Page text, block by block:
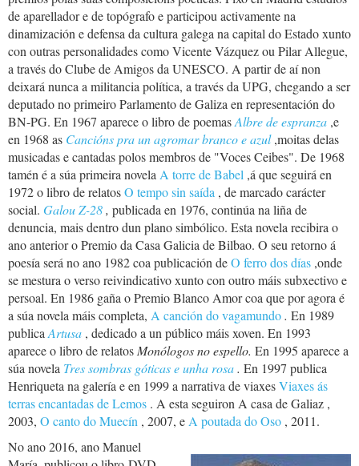
de aparellador e de topógrafo e participou activamente na
dinamización e defensa da cultura galega na capital do Estado xunto
con outras personalidades como Vicente Vázquez ou Pilar Allegue,
a través do Clube de Amigos da UNESCO. A partir de aí non
deixará nunca a militancia política, a través da UPG, chegando a ser
deputado no primeiro Parlamento de Galiza en representación do
BN-PG. En 1967 aparece o libro de poemasAlbre de espranza ,e
en 1968 as Cancións pra un agromar branco e azul ,moitas delas
musicadas e cantadas polos membros de "Voces Ceibes". De 1968
tamén é a súa primeira novela A torre de Babel ,á que seguirá en
1972 o libro de relatosO tempo sin saída , de marcado carácter
social. Galou Z-28, publicada en 1976, continúa na liña de
denuncia, mais dentro dun plano simbólico. Esta novela recibira o
ano anterior o Premio da Casa Galicia de Bilbao. O seu retorno á
poesía será no ano 1982 coa publicación deO ferro dos días ,onde
se mestura o verso reivindicativo xunto con outro máis subxectivo e
persoal. En 1986 gaña o Premio Blanco Amor coa que por agora é
a súa novela máis completa, A canción do vagamundo. En 1989
publica Artusa , dedicado a un público máis xoven. En 1993
aparece o libro de relatos Monólogos no espello. En 1995 aparece a
súa novela Tres sombras góticas e unha rosa. En 1997 publica
Henriqueta na galería e en 1999 a narrativa de viaxesViaxes ás
terras encantadas de Lemos . A esta seguiron A casa de Galiaz ,
2003, O canto do Muecín , 2007, e A poutada do Oso , 2011.
No ano 2016, ano Manuel